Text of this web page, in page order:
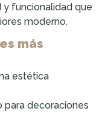
funcionalidad que
moderno.
más
estética
para decoraciones